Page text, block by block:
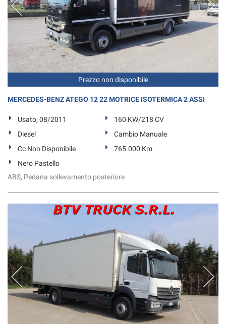
Prezzo non disponibile
MERCEDES-BENZ ATEGO 12 22 MOTRICE ISOTERMICA 2 ASSI
Usato, 08/2011
160 KW/218 CV
Diesel
Cambio Manuale
Cc Non Disponibile
765.000 Km
Nero Pastello
ABS, Pedana sollevamento posteriore